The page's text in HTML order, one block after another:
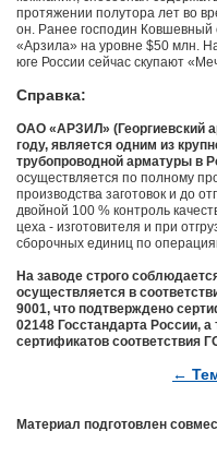
протяжении полутора лет во
он. Ранее господин
«Арзила» на уровне $50 млн.
юге России сейчас скупают
Справка:
ОАО «АРЗИЛ» (Георгиевский
году, является одним из
трубопроводной арматуры в
осуществляется по полному
производства заготовок и до
двойной 100 % контроль
цеха - изготовителя и при
сборочных единиц по
На заводе строго
осуществляется в
9001, что подтверждено
02148 Госстандарта России,
сертификатов соответствия
←
Материал подготовлен